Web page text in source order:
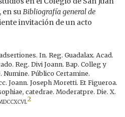
en suBibliografía general de
invitación de un acto
In. Reg. Guadalax. Acad.
Reg. Divi Joann. Bap. Colleg y
Público Certamine.
Joann. Joseph Moretti. Et Figueroa.
catedrae. Moderatpre. Die. X.
.2